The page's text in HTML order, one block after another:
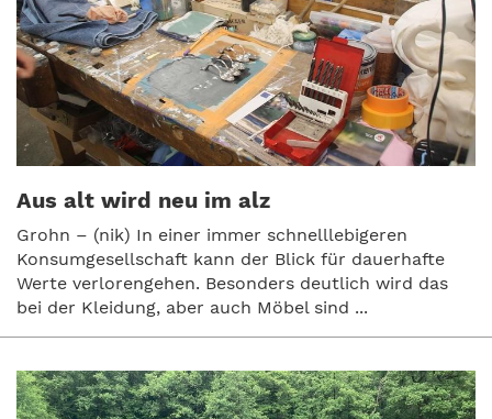
Aus alt wird neu im alz
Grohn – (nik) In einer immer schnelllebigeren
Konsumgesellschaft kann der Blick für dauerhafte
Werte verlorengehen. Besonders deutlich wird das
bei der Kleidung, aber auch Möbel sind ...